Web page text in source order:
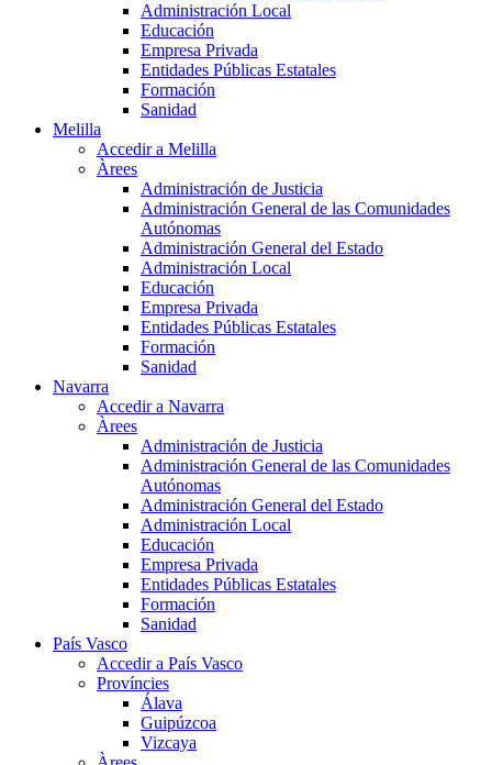
Administración Local
Educación
Empresa Privada
Entidades Públicas Estatales
Formación
Sanidad
Melilla
Accedir a Melilla
Àrees
Administración de Justicia
Administración General de las Comunidades
Autónomas
Administración General del Estado
Administración Local
Educación
Empresa Privada
Entidades Públicas Estatales
Formación
Sanidad
Navarra
Accedir a Navarra
Àrees
Administración de Justicia
Administración General de las Comunidades
Autónomas
Administración General del Estado
Administración Local
Educación
Empresa Privada
Entidades Públicas Estatales
Formación
Sanidad
País Vasco
Accedir a País Vasco
Províncies
Álava
Guipúzcoa
Vizcaya